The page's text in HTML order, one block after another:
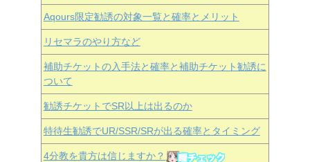
Aqours限定勧誘の対象一覧と確率とメリット
リセマラのやり方など
補助チケットの入手法と確率と補助チケット勧誘に
ついて
勧誘チケットでSR以上は出るのか
特待生勧誘でUR/SSR/SRが出る確率とタイミング
4分教を貴方は信じますか？